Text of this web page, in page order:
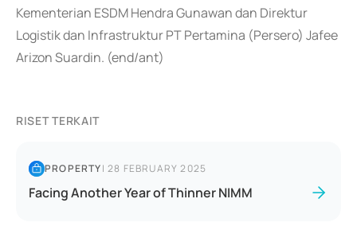
Kementerian ESDM Hendra Gunawan dan Direktur
Logistik dan Infrastruktur PT Pertamina (Persero) Jafee
Arizon Suardin. (end/ant)
RISET TERKAIT
PROPERTY|28 FEBRUARY 2025
Facing Another Year of Thinner NIMM